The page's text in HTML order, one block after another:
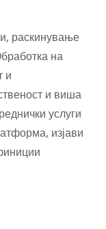
раскинување
на
и
и виша
услуги
изјави